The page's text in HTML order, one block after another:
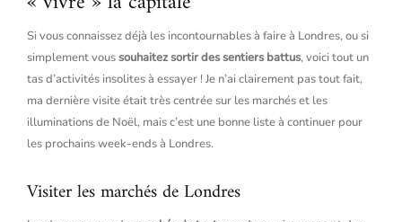
Si vous connaissez déjà les incontournables à faire à Londres, ou si
simplement voussouhaitez sortir des sentiers battus, voici tout un
tas d’activités insolites à essayer ! Je n’ai clairement pas tout fait,
ma dernière visite était très centrée sur les marchés et les
illuminations de Noël, mais c’est une bonne liste à continuer pour
les prochains week-ends à Londres.
Visiter les marchés de Londres